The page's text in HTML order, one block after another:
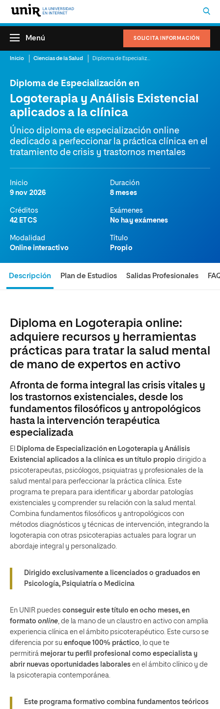
SOLICITA INFORMACIÓN
Menú
Inicio Ciencias de la Salud
Diploma de Especialización en
Logoterapia y Análisis Existencial
aplicados a la clínica
Único diploma de especialización online
dedicado a perfeccionar la práctica clínica en el
tratamiento de crisis y trastornos mentales
Inicio
9 nov 2026
Duración
8 meses
Créditos
42 ETCS
Exámenes
No hay exámenes
Modalidad
Online interactivo
Título
Propio
Descripción Plan de Estudios Salidas Profesionales
Diploma en Logoterapia online:
adquiere recursos y herramientas
prácticas para tratar la salud mental
de mano de expertos en activo
Afronta de forma integral las crisis vitales y
los trastornos existenciales, desde los
fundamentos filosóficos y antropológicos
hasta la intervención terapéutica
especializada
El Diploma de Especialización en Logoterapia y Análisis
Existencial aplicados a la clínica es un título propio dirigido a
psicoterapeutas, psicólogos, psiquiatras y profesionales de la
salud mental para perfeccionar la práctica clínica. Este
programa te prepara para identificar y abordar patologías
existenciales y comprender su relación con la salud mental.
Combina fundamentos filosóficos y antropológicos con
métodos diagnósticos y técnicas de intervención, integrando la
logoterapia con otras psicoterapias actuales para lograr un
abordaje integral y personalizado.
Dirigido exclusivamente a licenciados o graduados en
Psicología, Psiquiatría o Medicina
En UNIR puedes conseguir este título en ocho meses, en
formato online, de la mano de un claustro en activo con amplia
experiencia clínica en el ámbito psicoterapéutico. Este curso se
diferencia por su enfoque 100% práctico, lo que te
permitirá mejorar tu perfil profesional como especialista y
abrir nuevas oportunidades laborales en el ámbito clínico y de
la psicoterapia contemporánea.
Este programa formativo combina fundamentos teóricos